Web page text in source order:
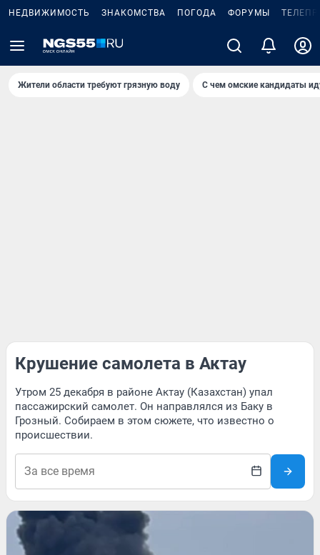
НЕДВИЖИМОСТЬ ЗНАКОМСТВА ПОГОДА ФОРУМЫ
Жители области требуют грязную воду С чем омские кандидаты
Крушение самолета в Актау
Утром 25 декабря в районе Актау (Казахстан) упал
пассажирский самолет. Он направлялся из Баку в
Грозный. Собираем в этом сюжете, что известно о
происшествии.